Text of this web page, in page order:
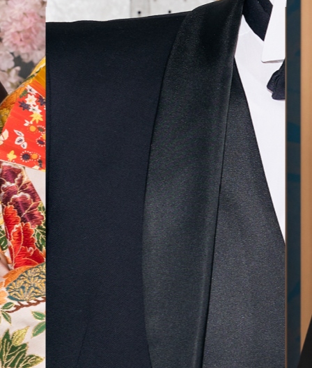
無料相談予約
来店・オンライン
に入
最後
た！